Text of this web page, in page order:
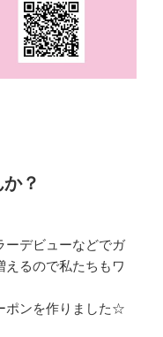
？
ーデビューなどでガ
えるので私たちもワ
ポンを作りました☆